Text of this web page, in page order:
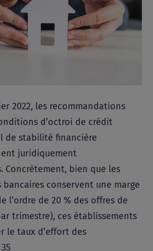
2022, les recommandations
d’octroi de crédit
de stabilité financière
juridiquement
Concrètement, bien que les
conservent une marge
l’ordre de 20 % des offres de
trimestre), ces établissements
le taux d’effort des